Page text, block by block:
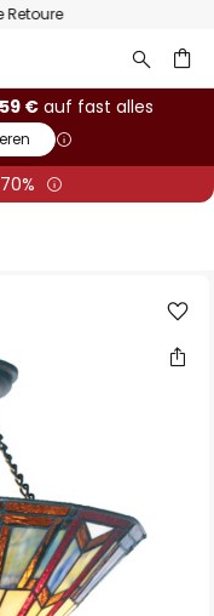
€auf fast alles